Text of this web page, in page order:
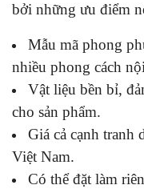
bởi những ưu điểm
Mẫu mã phong
nhiều phong cách
Vật liệu bền bỉ,
cho sản phẩm.
Giá cả cạnh tranh
Việt Nam.
Có thể đặt làm